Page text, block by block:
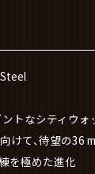
トなシティウォ
けて、待望の36
を極めた進化